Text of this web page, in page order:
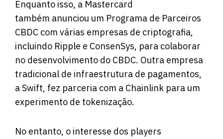
Enquanto isso, a Mastercard
também anunciou um Programa de Parceiros
CBDC com várias empresas de criptografia,
incluindo Ripple e ConsenSys, para colaborar
no desenvolvimento do CBDC. Outra empresa
tradicional de infraestrutura de pagamentos,
a Swift, fez parceria com a Chainlink para um
experimento de tokenização.
No entanto, o interesse dos players